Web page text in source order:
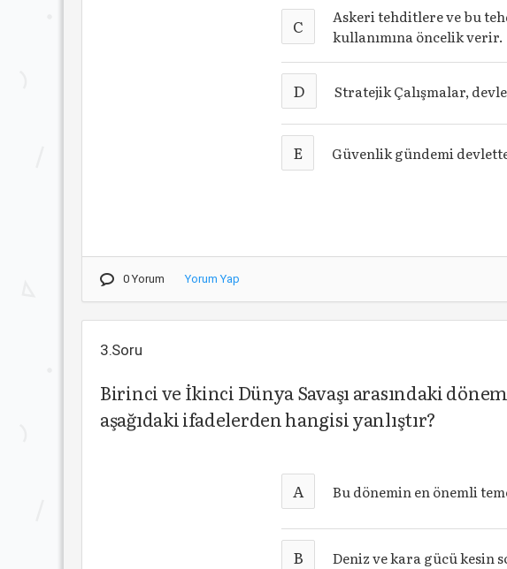
C
Askeri tehditlere ve bu
kullanımına öncelik verir.
D Stratejik Çalışmalar,
E Güvenlik gündemi
0 Yorum Yorum Yap
3.Soru
Birinci ve İkinci Dünya Savaşı arasındaki
aşağıdaki ifadelerden hangisi yanlıştır?
A Bu dönemin en önemli
B Deniz ve kara gücü kesin